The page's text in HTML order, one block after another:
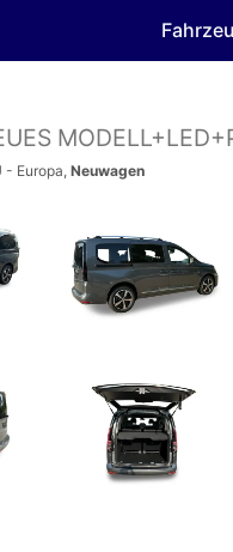
- Europa,Neuwagen